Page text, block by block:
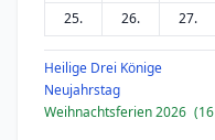
25.
26. 27.
Heilige Drei Könige
Neujahrstag
Weihnachtsferien 2026 (16